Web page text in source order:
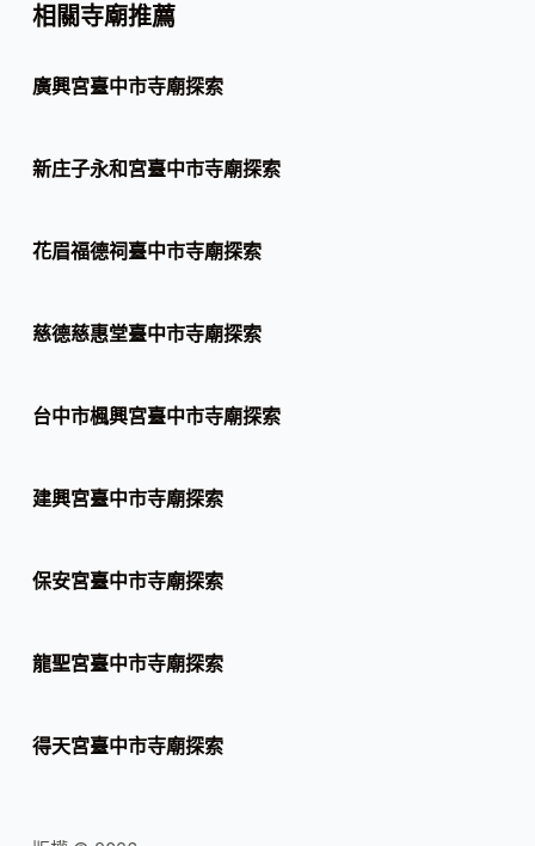
相關寺廟推薦
廣興宮臺中市寺廟探索
新庄子永和宮臺中市寺廟探索
花眉福德祠臺中市寺廟探索
慈德慈惠堂臺中市寺廟探索
台中市楓興宮臺中市寺廟探索
建興宮臺中市寺廟探索
保安宮臺中市寺廟探索
龍聖宮臺中市寺廟探索
得天宮臺中市寺廟探索